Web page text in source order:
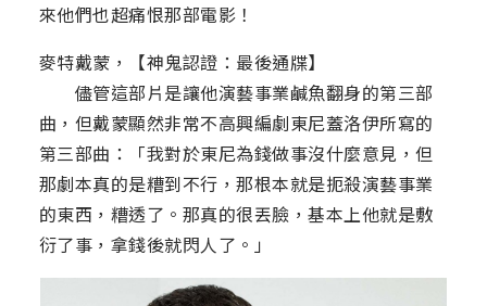
來他們也超痛恨那部電影！
麥特戴蒙，【神鬼認證：最後通牒】
儘管這部片是讓他演藝事業鹹魚翻身的第三部
曲，但戴蒙顯然非常不高興編劇東尼蓋洛伊所寫的
第三部曲：「我對於東尼為錢做事沒什麼意見，但
那劇本真的是糟到不行，那根本就是扼殺演藝事業
的東西，糟透了。那真的很丟臉，基本上他就是敷
衍了事，拿錢後就閃人了。」